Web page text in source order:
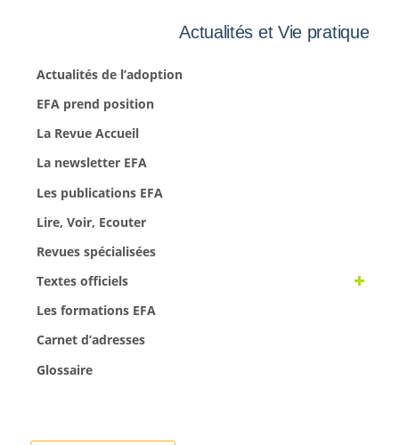
Actualités et Vie pratique
Actualités de l’adoption
EFA prend position
La Revue Accueil
La newsletter EFA
Les publications EFA
Lire, Voir, Ecouter
Revues spécialisées
Textes officiels
Les formations EFA
Carnet d’adresses
Glossaire